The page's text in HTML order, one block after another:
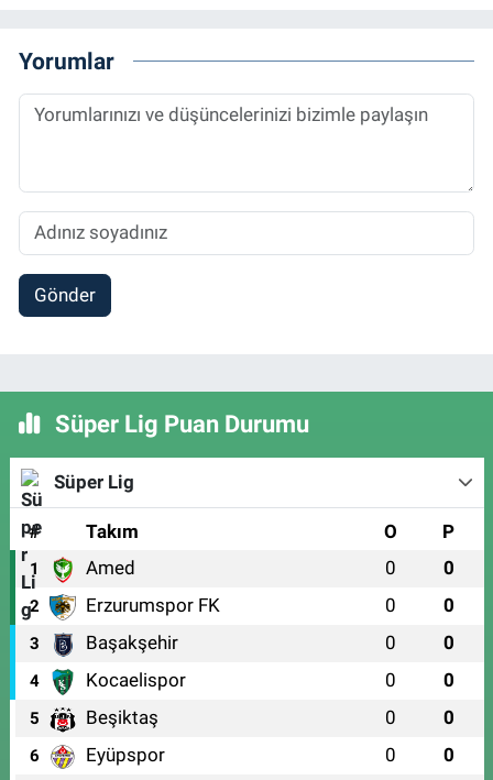
Yorumlar
Gönder
Süper Lig Puan Durumu
Süper Lig
# Takım O P
1 Amed 0 0
2 Erzurumspor FK 0 0
3 Başakşehir 0 0
4 Kocaelispor 0 0
5 Beşiktaş 0 0
6 Eyüpspor 0 0